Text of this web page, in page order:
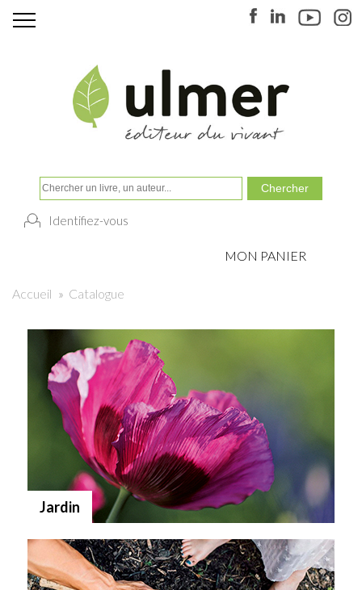
Identifiez-vous
MON PANIER
Accueil » Catalogue
Jardin